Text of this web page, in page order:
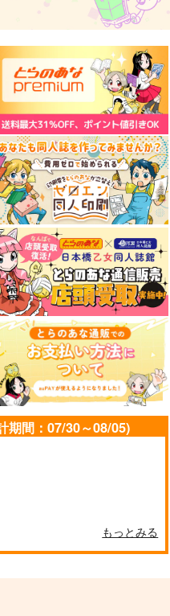
（税込）
サンプル
作品詳細
ンバ
）
前略、葬送
煮浸し呪い揚げ
110円（税込）
五条悟×夏油傑
サンプル
期間：07/30～08/05)
もっとみる